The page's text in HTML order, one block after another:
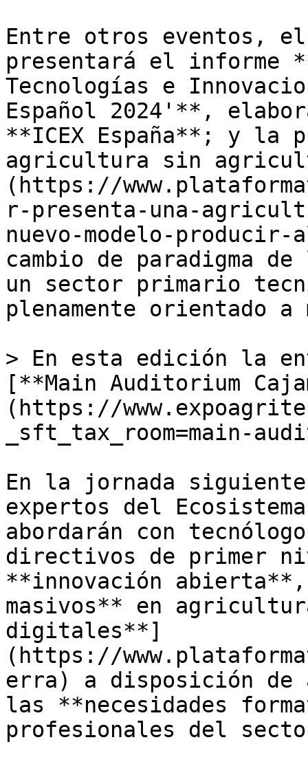
Entre otros eventos,
presentará el informe
Tecnologías e
Español 2024'**,
**ICEX España**; y la
agricultura sin
(https://
r-presenta-una-
nuevo-modelo-
cambio de paradigma
un sector primario
plenamente orientado a
> En esta edición la
[**Main Auditorium
(https://
_sft_tax_room=main-
En la jornada
expertos del
abordarán con
directivos de primer
**innovación
masivos** en
digitales**]
(https://
erra) a disposición de
las **necesidades
profesionales del